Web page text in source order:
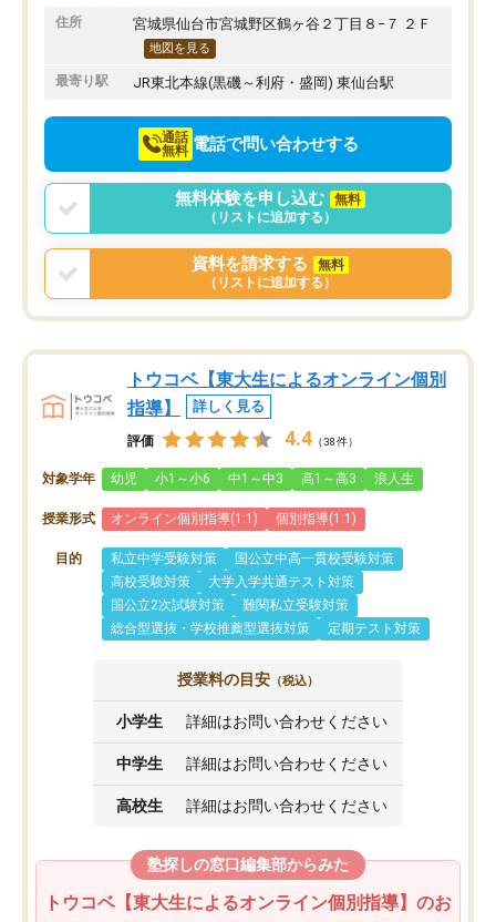
住所 宮城県仙台市宮城野区鶴ヶ谷２丁目８−７ ２Ｆ
地図を見る
最寄り駅 JR東北本線(黒磯～利府・盛岡) 東仙台駅
通話
無料 電話で問い合わせする
無料体験を申し込む
無料
（リストに追加する）
資料を請求する
無料
（リストに追加する）
トウコベ【東大生によるオンライン個別
指導】
詳しく見る
評価 4.4 （38件）
対象学年 幼児 小1～小6 中1～中3 高1～高3 浪人生
授業形式 オンライン個別指導(1:1) 個別指導(1:1)
目的 私立中学受験対策
国公立中高一貫校受験対策
高校受験対策
大学入学共通テスト対策
国公立2次試験対策
難関私立受験対策
総合型選抜・学校推薦型選抜対策
定期テスト対策
授業料の目安 （税込）
小学生 詳細はお問い合わせください
中学生 詳細はお問い合わせください
高校生 詳細はお問い合わせください
塾探しの窓口編集部からみた
トウコベ【東大生によるオンライン個別指導】のお